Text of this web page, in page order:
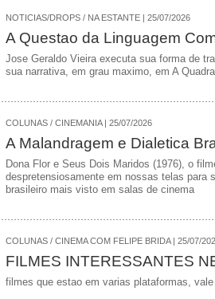
NOTICIAS/DROPS / NA ESTANTE | 25/07/2026
A Questao da Linguagem
Jose Geraldo Vieira executa sua forma de
sua narrativa, em grau maximo, em A
COLUNAS / CINEMANIA | 25/07/2026
A Malandragem e Dialetica
Dona Flor e Seus Dois Maridos (1976), o
despretensiosamente em nossas telas para
brasileiro mais visto em salas de cinema
COLUNAS / CINEMA COM FELIPE BRIDA | 25/07/
FILMES INTERESSANTES
filmes que estao em varias plataformas,